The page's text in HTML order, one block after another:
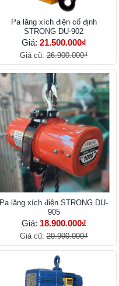
Pa lăng xích điện cố định
STRONG DU-902
Giá: 21.500.000₫
Giá cũ:26.900.000₫
Pa lăng xích điện STRONG DU-
905
Giá: 18.900.000₫
Giá cũ:20.900.000₫